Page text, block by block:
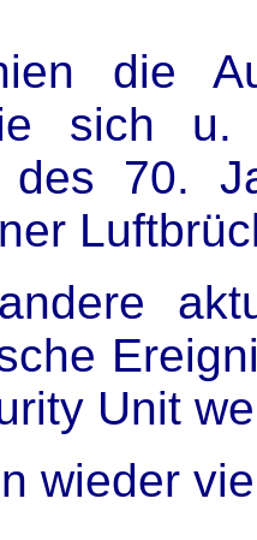
die
sich u.
des 70.
Unit
wieder